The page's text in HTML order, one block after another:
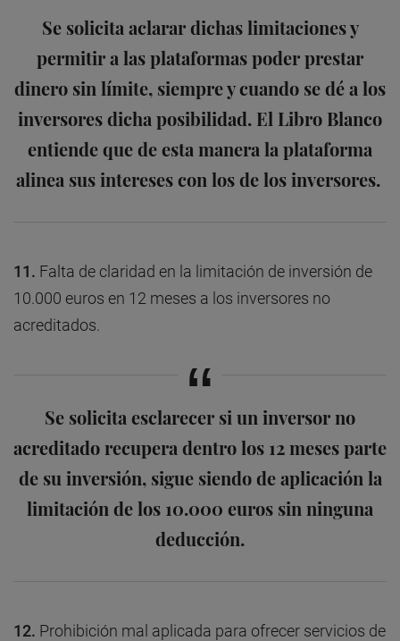
Se solicita aclarar dichas limitaciones y
permitir a las plataformas poder prestar
dinero sin límite, siempre y cuando se dé a los
inversores dicha posibilidad. El Libro Blanco
entiende que de esta manera la plataforma
alinea sus intereses con los de los inversores.
11. Falta de claridad en la limitación de inversión de
10.000 euros en 12 meses a los inversores no
acreditados.
Se solicita esclarecer si un inversor no
acreditado recupera dentro los 12 meses parte
de su inversión, sigue siendo de aplicación la
limitación de los 10.000 euros sin ninguna
deducción.
12. Prohibición mal aplicada para ofrecer servicios de